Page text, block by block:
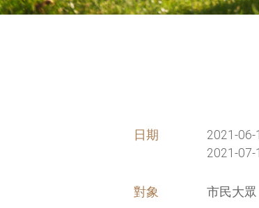
日期
2021-06-
2021-07-
對象 市民大眾